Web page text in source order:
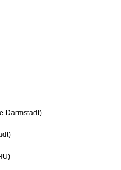
Darmstadt)